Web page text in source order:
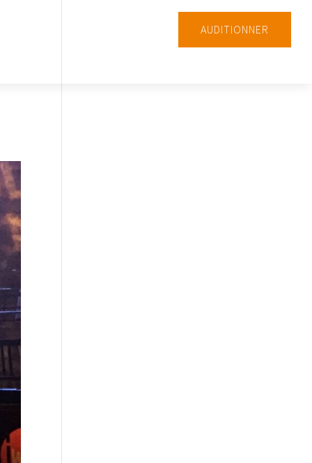
AUDITIONNER